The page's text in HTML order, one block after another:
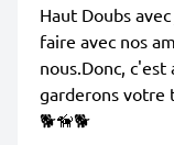
Haut Doubs
faire avec nos
nous.Donc, c'est
garderons votre
🐕🦮🐕‍